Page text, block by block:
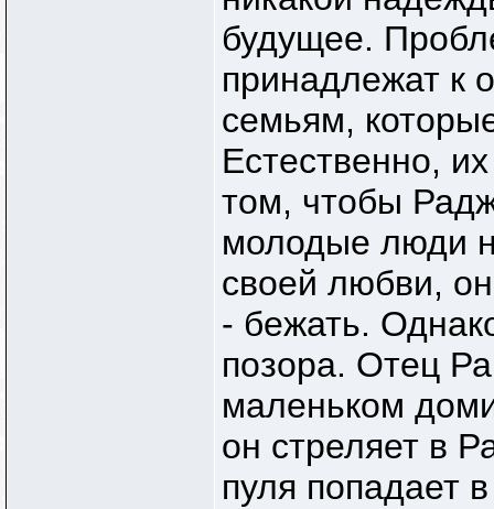
будущее.
принадлежат к
семьям,
Естественно,
том, чтобы
молодые люди
своей любви,
- бежать.
позора. Отец
маленьком
он стреляет в
пуля попадает